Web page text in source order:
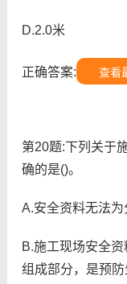
D.2.0米
正确答案: 查看
第20题:下列关于
确的是()。
A.安全资料无法
B.施工现场安全
组成部分，是预